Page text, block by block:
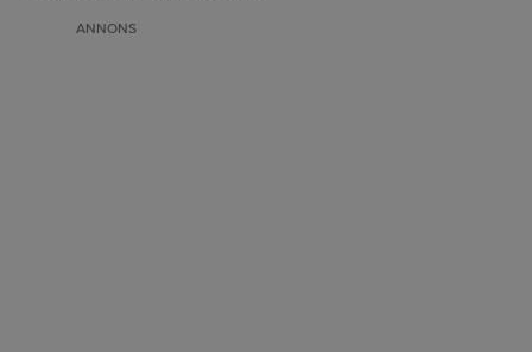
ANNONS